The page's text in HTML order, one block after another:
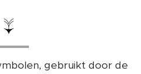
↓
gebruikt door de